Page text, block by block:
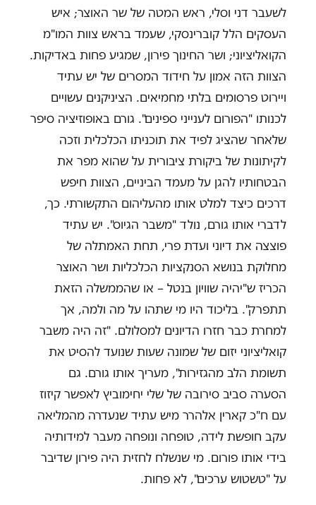
לשעבר דני וסלי, ראש המטה של שר האוצר; איש
העסקים הלל קוברינסקי, שעמד בראש צוות המו"מ
הקואליציוני; ושר החינוך פירון, שמגיע פחות באדיקות.
הצוות הזה אמון על חידוד המסרים של יש עתיד
ויירוט פרסומים בלתי מחמיאים. הציניקנים עשויים
לכנותו "הפורום לענייני ספינים". גורם באופוזיציה סיפר
שלאחר שהציג לפיד את תוכניתו הכלכלית וזכה
לקיתונות של ביקורת ציבורית על שהוא מפר את
הבטחותיו להגן על מעמד הביניים, הצוות חיפש
דרכים כיצד למלט אותו מהעליהום התקשורתי. כך,
לדברי אותו גורם, נולד "משבר הגיוס". יש עתיד
פוצצה את דיוני ועדת פרי, תחת האמתלה של
מחלוקת בנושא הסנקציות הכלכליות ושר האוצר
הכריז ש"יהיה שוויון בנטל – או שהממשלה הזאת
תתפרק". בליכוד היו מי שתהו על מה ולמה, אך
למחרת כבר חזרו הדיונים למסלולם. "זה היה משבר
קואליציוני יזום של שמונה שעות שנועד להסיט את
תשומת הלב מהגזירות", מעריך אותו גורם. גם
הסערה סביב סירובה של שלי יחימוביץ לאפשר קיזוז
עם ח"כ קארין אלהרר מיש עתיד שנעדרה מהמליאה
עקב חופשת לידה, טופחה ונופחה מעבר למידותיה
בידי אותו פורום. מי שנשלח לחזית היה פירון שדיבר
על "טשטוש ערכים", לא פחות.